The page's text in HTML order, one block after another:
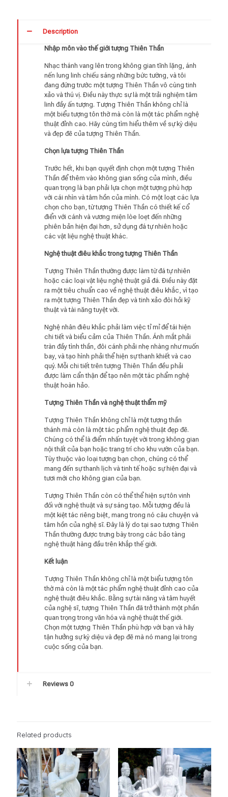
Description
Nhập môn vào thế giới tượng Thiên Thần
Nhạc thánh vang lên trong không gian tĩnh lặng, ánh
nến lung linh chiếu sáng những bức tường, và tôi
đang đứng trước một tượng Thiên Thần vô cùng tinh
xảo và thú vị. Điều này thực sự là một trải nghiệm tâm
linh đầy ấn tượng. Tượng Thiên Thần không chỉ là
một biểu tượng tôn thờ mà còn là một tác phẩm nghệ
thuật đỉnh cao. Hãy cùng tìm hiểu thêm về sự kỳ diệu
và đẹp đẽ của tượng Thiên Thần.
Chọn lựa tượng Thiên Thần
Trước hết, khi bạn quyết định chọn một tượng Thiên
Thần để thêm vào không gian sống của mình, điều
quan trọng là bạn phải lựa chọn một tượng phù hợp
với cái nhìn và tâm hồn của mình. Có một loạt các lựa
chọn cho bạn, từ tượng Thiên Thần có thiết kế cổ
điển với cánh và vương miện lòe loẹt đến những
phiên bản hiện đại hơn, sử dụng đá tự nhiên hoặc
các vật liệu nghệ thuật khác.
Nghệ thuật điêu khắc trong tượng Thiên Thần
Tượng Thiên Thần thường được làm từ đá tự nhiên
hoặc các loại vật liệu nghệ thuật giả đá. Điều này đặt
ra một tiêu chuẩn cao về nghệ thuật điêu khắc, vì tạo
ra một tượng Thiên Thần đẹp và tinh xảo đòi hỏi kỹ
thuật và tài năng tuyệt vời.
Nghệ nhân điêu khắc phải làm việc tỉ mỉ để tái hiện
chi tiết và biểu cảm của Thiên Thần. Ánh mắt phải
tràn đầy tình thần, đôi cánh phải nhẹ nhàng như muốn
bay, và tạo hình phải thể hiện sự thanh khiết và cao
quý. Mỗi chi tiết trên tượng Thiên Thần đều phải
được làm cẩn thận để tạo nên một tác phẩm nghệ
thuật hoàn hảo.
Tượng Thiên Thần và nghệ thuật thẩm mỹ
Tượng Thiên Thần không chỉ là một tượng thần
thánh mà còn là một tác phẩm nghệ thuật đẹp đẽ.
Chúng có thể là điểm nhấn tuyệt vời trong không gian
nội thất của bạn hoặc trang trí cho khu vườn của bạn.
Tùy thuộc vào loại tượng bạn chọn, chúng có thể
mang đến sự thanh lịch và tinh tế hoặc sự hiện đại và
tươi mới cho không gian của bạn.
Tượng Thiên Thần còn có thể thể hiện sự tôn vinh
đối với nghệ thuật và sự sáng tạo. Mỗi tượng đều là
một kiệt tác riêng biệt, mang trong nó câu chuyện và
tâm hồn của nghệ sĩ. Đây là lý do tại sao tượng Thiên
Thần thường được trưng bày trong các bảo tàng
nghệ thuật hàng đầu trên khắp thế giới.
Kết luận
Tượng Thiên Thần không chỉ là một biểu tượng tôn
thờ mà còn là một tác phẩm nghệ thuật đỉnh cao của
nghệ thuật điêu khắc. Bằng sự tài năng và tâm huyết
của nghệ sĩ, tượng Thiên Thần đã trở thành một phần
quan trọng trong văn hóa và nghệ thuật thế giới.
Chọn một tượng Thiên Thần phù hợp với bạn và hãy
tận hưởng sự kỳ diệu và đẹp đẽ mà nó mang lại trong
cuộc sống của bạn.
Reviews 0
Related products